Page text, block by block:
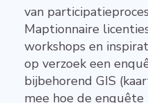
van
Maptionnaire
workshops en
op verzoek een
bijbehorend GIS
mee hoe de